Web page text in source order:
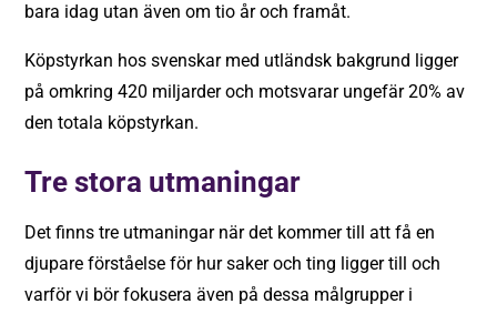
bara idag utan även om tio år och framåt.
Köpstyrkan hos svenskar med utländsk bakgrund ligger
på omkring 420 miljarder och motsvarar ungefär 20% av
den totala köpstyrkan.
Tre stora utmaningar
Det finns tre utmaningar när det kommer till att få en
djupare förståelse för hur saker och ting ligger till och
varför vi bör fokusera även på dessa målgrupper i